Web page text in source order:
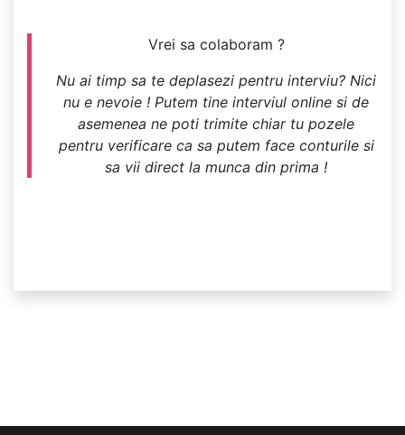
Vrei sa colaboram ?
Nu ai timp sa te deplasezi pentru interviu? Nici
nu e nevoie ! Putem tine interviul online si de
asemenea ne poti trimite chiar tu pozele
pentru verificare ca sa putem face conturile si
sa vii direct la munca din prima !